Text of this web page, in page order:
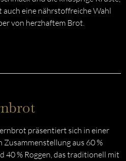
auch eine nährstoffreiche Wahl
von herzhaftem Brot.
präsentiert sich in einer
Zusammenstellung aus 60 %
40 % Roggen, das traditionell mit